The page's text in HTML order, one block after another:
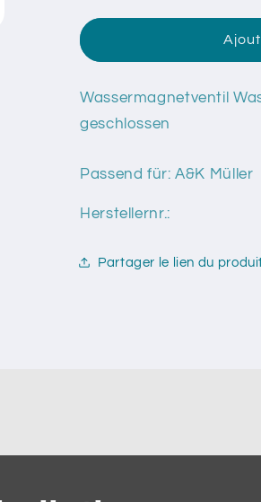
quantité
Wassermagnetventil
1&quot;
für
geschlossen
quantité
1&quot;
Wassermagnetventil
geschlossen
Passend für: A&K Müller
Herstellernr.:
Partager le lien du